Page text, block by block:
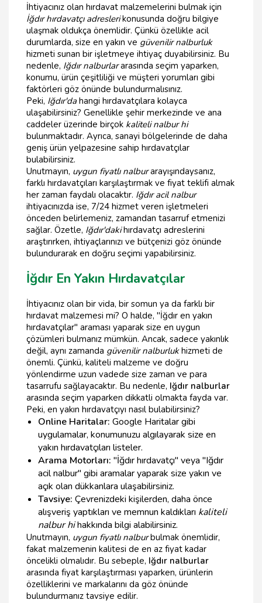
İhtiyacınız olan hırdavat malzemelerini bulmak için
İğdır hırdavatçı adreslerikonusunda doğru bilgiye
ulaşmak oldukça önemlidir. Çünkü özellikle acil
durumlarda, size en yakın ve güvenilir nalburluk
hizmeti sunan bir işletmeye ihtiyaç duyabilirsiniz. Bu
nedenle, Iğdır nalburlararasında seçim yaparken,
konumu, ürün çeşitliliği ve müşteri yorumları gibi
faktörleri göz önünde bulundurmalısınız.
Peki, Iğdır'dahangi hırdavatçılara kolayca
ulaşabilirsiniz? Genellikle şehir merkezinde ve ana
caddeler üzerinde birçok kaliteli nalbur hi
bulunmaktadır. Ayrıca, sanayi bölgelerinde de daha
geniş ürün yelpazesine sahip hırdavatçılar
bulabilirsiniz.
Unutmayın, uygun fiyatlı nalburarayışındaysanız,
farklı hırdavatçıları karşılaştırmak ve fiyat teklifi almak
her zaman faydalı olacaktır. Iğdır acil nalbur
ihtiyacınızda ise, 7/24 hizmet veren işletmeleri
önceden belirlemeniz, zamandan tasarruf etmenizi
sağlar. Özetle, Iğdır'dakihırdavatçı adreslerini
araştırırken, ihtiyaçlarınızı ve bütçenizi göz önünde
bulundurarak en doğru seçimi yapabilirsiniz.
İğdır En Yakın Hırdavatçılar
İhtiyacınız olan bir vida, bir somun ya da farklı bir
hırdavat malzemesi mi? O halde, "İğdır en yakın
hırdavatçılar" araması yaparak size en uygun
çözümleri bulmanız mümkün. Ancak, sadece yakınlık
değil, aynı zamanda güvenilir nalburlukhizmeti de
önemli. Çünkü, kaliteli malzeme ve doğru
yönlendirme uzun vadede size zaman ve para
tasarrufu sağlayacaktır. Bu nedenle, Iğdır nalburlar
arasında seçim yaparken dikkatli olmakta fayda var.
Peki, en yakın hırdavatçıyı nasıl bulabilirsiniz?
Online Haritalar: Google Haritalar gibi
uygulamalar, konumunuzu algılayarak size en
yakın hırdavatçıları listeler.
Arama Motorları: "İğdır hırdavatçı" veya "Iğdır
acil nalbur" gibi aramalar yaparak size yakın ve
açık olan dükkanlara ulaşabilirsiniz.
Tavsiye: Çevrenizdeki kişilerden, daha önce
alışveriş yaptıkları ve memnun kaldıkları kaliteli
nalbur hihakkında bilgi alabilirsiniz.
Unutmayın, uygun fiyatlı nalburbulmak önemlidir,
fakat malzemenin kalitesi de en az fiyat kadar
öncelikli olmalıdır. Bu sebeple, Iğdır nalburlar
arasında fiyat karşılaştırması yaparken, ürünlerin
özelliklerini ve markalarını da göz önünde
bulundurmanız tavsiye edilir.